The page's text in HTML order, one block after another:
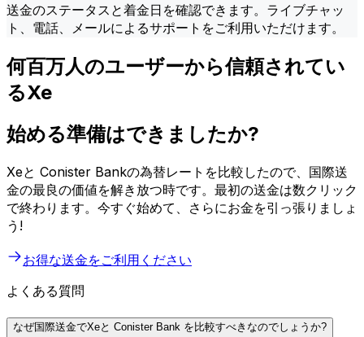
送金のステータスと着金日を確認できます。ライブチャッ
ト、電話、メールによるサポートをご利用いただけます。
何百万人のユーザーから信頼されてい
るXe
始める準備はできましたか?
Xeと Conister Bankの為替レートを比較したので、国際送
金の最良の価値を解き放つ時です。最初の送金は数クリック
で終わります。今すぐ始めて、さらにお金を引っ張りましょ
う!
お得な送金をご利用ください
よくある質問
なぜ国際送金でXeと Conister Bank を比較すべきなのでしょうか?